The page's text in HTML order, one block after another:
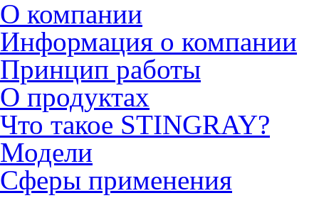
О компании
Информация о компании
Принцип работы
О продуктах
Что такое STINGRAY?
Модели
Сферы применения